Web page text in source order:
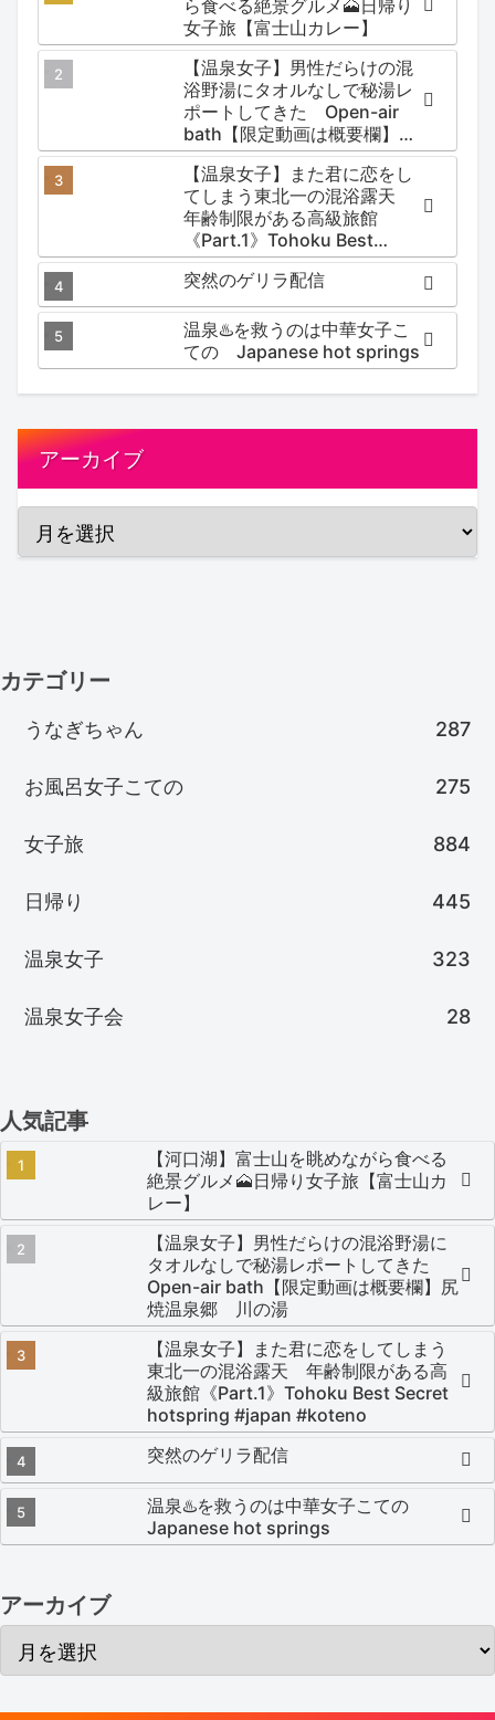
ら食べる絶景グルメ🗻日帰り
女子旅【富士山カレー】
【温泉女子】男性だらけの混
浴野湯にタオルなしで秘湯レ
ポートしてきた Open-air
bath【限定動画は概要欄】尻
焼温泉郷 川の湯
【温泉女子】また君に恋をし
てしまう東北一の混浴露天
年齢制限がある高級旅館
《Part.1》Tohoku Best
Secret hotspring #japan
#koteno
突然のゲリラ配信
温泉♨️を救うのは中華女子こ
ての Japanese hot springs
アーカイブ
カテゴリー
うなぎちゃん 287
お風呂女子こての 275
女子旅 884
日帰り 445
温泉女子 323
温泉女子会 28
人気記事
【河口湖】富士山を眺めながら食べる
絶景グルメ🗻日帰り女子旅【富士山カ
レー】
【温泉女子】男性だらけの混浴野湯に
タオルなしで秘湯レポートしてきた
Open-air bath【限定動画は概要欄】尻
焼温泉郷 川の湯
【温泉女子】また君に恋をしてしまう
東北一の混浴露天 年齢制限がある高
級旅館《Part.1》Tohoku Best Secret
hotspring #japan #koteno
突然のゲリラ配信
温泉♨️を救うのは中華女子こての
Japanese hot springs
アーカイブ